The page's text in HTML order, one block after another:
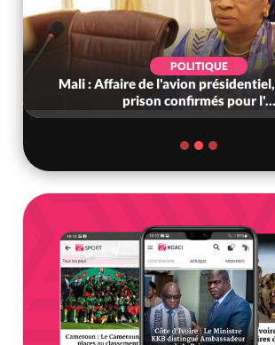
POLITIQUE
Mali : Affaire de l'avion
prison confirmés pour l'...